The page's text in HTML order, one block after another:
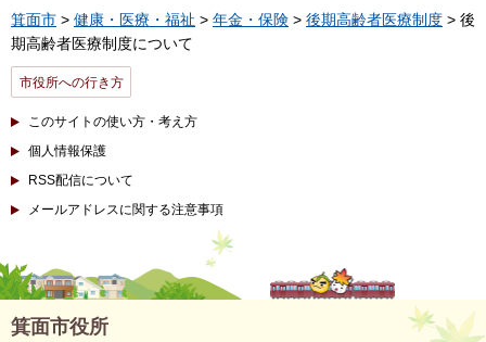
箕面市 > 健康・医療・福祉 > 年金・保険 > 後期高齢者医療制度 > 後
期高齢者医療制度について
市役所への行き方
このサイトの使い方・考え方
個人情報保護
RSS配信について
メールアドレスに関する注意事項
箕面市役所